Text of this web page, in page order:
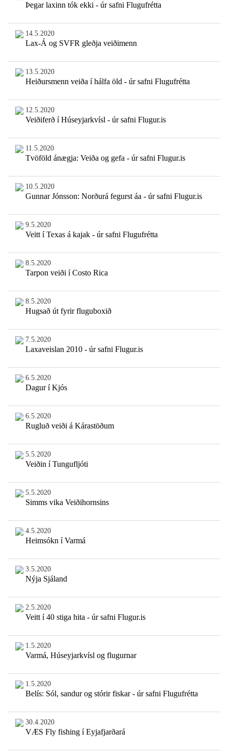
Þegar laxinn tók ekki - úr safni Flugufrétta
14.5.2020
Lax-Á og SVFR gleðja veiðimenn
13.5.2020
Heiðursmenn veiða í hálfa öld - úr safni Flugufrétta
12.5.2020
Veiðiferð í Húseyjarkvísl - úr safni Flugur.is
11.5.2020
Tvöföld ánægja: Veiða og gefa - úr safni Flugur.is
10.5.2020
Gunnar Jónsson: Norðurá fegurst áa - úr safni Flugur.is
9.5.2020
Veitt í Texas á kajak - úr safni Flugufrétta
8.5.2020
Tarpon veiði í Costo Rica
8.5.2020
Hugsað út fyrir fluguboxið
7.5.2020
Laxaveislan 2010 - úr safni Flugur.is
6.5.2020
Dagur í Kjós
6.5.2020
Rugluð veiði á Kárastöðum
5.5.2020
Veiðin í Tungufljóti
5.5.2020
Simms vika Veiðihornsins
4.5.2020
Heimsókn í Varmá
3.5.2020
Nýja Sjáland
2.5.2020
Veitt í 40 stiga hita - úr safni Flugur.is
1.5.2020
Varmá, Húseyjarkvísl og flugurnar
1.5.2020
Belís: Sól, sandur og stórir fiskar - úr safni Flugufrétta
30.4.2020
VÆS Fly fishing í Eyjafjarðará